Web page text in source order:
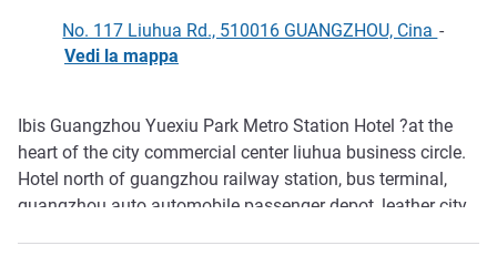
No. 117 Liuhua Rd., 510016 GUANGZHOU, Cina -
Vedi la mappa
Descrizione
Ibis Guangzhou Yuexiu Park Metro Station Hotel ?at the
heart of the city commercial center liuhua business circle.
Hotel north of guangzhou railway station, bus terminal,
guangzhou auto automobile passenger depot, leather city,